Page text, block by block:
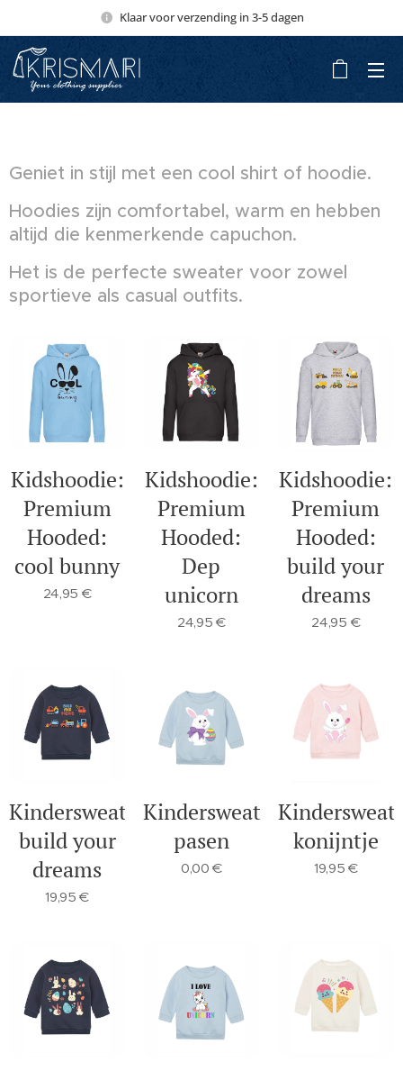
Klaar voor verzending in 3-5 dagen
Geniet in stijl met een cool shirt of hoodie.
Hoodies zijn comfortabel, warm en hebben
altijd die kenmerkende capuchon.
Het is de perfecte sweater voor zowel
sportieve als casual outfits.
Kidshoodie:
Premium
Hooded:
cool bunny
24,95 €
Kidshoodie:
Premium
Hooded:
Dep
unicorn
24,95 €
Kidshoodie:
Premium
Hooded:
build your
dreams
24,95 €
Kindersweater:
build your
dreams
19,95 €
Kindersweater:
pasen
0,00 €
konijntje
19,95 €